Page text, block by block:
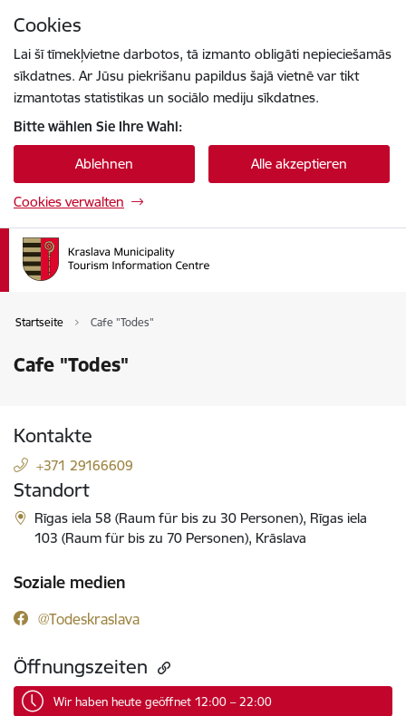
Cookies
Lai šī tīmekļvietne darbotos, tā izmanto obligāti nepieciešamās
sīkdatnes. Ar Jūsu piekrišanu papildus šajā vietnē var tikt
izmantotas statistikas un sociālo mediju sīkdatnes.
Bitte wählen Sie Ihre Wahl:
Ablehnen Alle akzeptieren
Cookies verwalten
Startseite Cafe "Todes"
Cafe "Todes"
Kontakte
+371 29166609
Standort
Rīgas iela 58 (Raum für bis zu 30 Personen), Rīgas iela
103 (Raum für bis zu 70 Personen), Krāslava
Soziale medien
@Todeskraslava
Öffnungszeiten
Wir haben heute geöffnet 12:00 – 22:00